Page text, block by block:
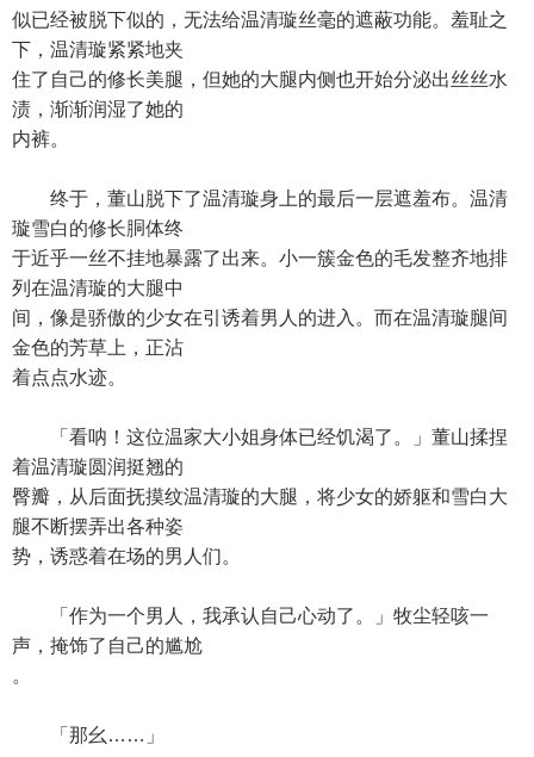
似已经被脱下似的，无法给温清璇丝毫的遮蔽功能。羞耻之
下，温清璇紧紧地夹
住了自己的修长美腿，但她的大腿内侧也开始分泌出丝丝水
渍，渐渐润湿了她的
内裤。
终于，董山脱下了温清璇身上的最后一层遮羞布。温清
璇雪白的修长胴体终
于近乎一丝不挂地暴露了出来。小一簇金色的毛发整齐地排
列在温清璇的大腿中
间，像是骄傲的少女在引诱着男人的进入。而在温清璇腿间
金色的芳草上，正沾
着点点水迹。
「看呐！这位温家大小姐身体已经饥渴了。」董山揉捏
着温清璇圆润挺翘的
臀瓣，从后面抚摸纹温清璇的大腿，将少女的娇躯和雪白大
腿不断摆弄出各种姿
势，诱惑着在场的男人们。
「作为一个男人，我承认自己心动了。」牧尘轻咳一
声，掩饰了自己的尴尬
。
「那幺……」